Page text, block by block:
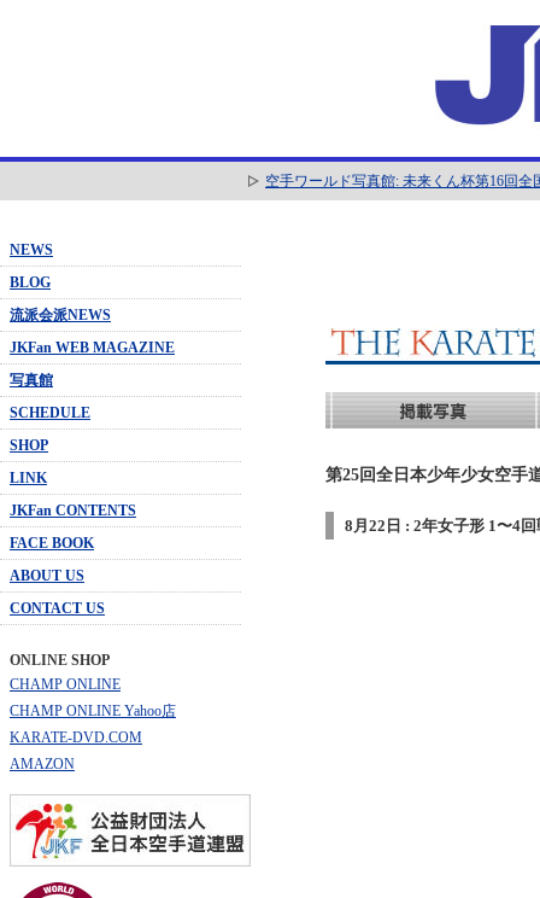
空手ワールド写真館: 未来くん杯第16回
NEWS
BLOG
流派会派NEWS
JKFan WEB MAGAZINE
写真館
SCHEDULE
SHOP
LINK
JKFan CONTENTS
FACE BOOK
ABOUT US
CONTACT US
ONLINE SHOP
CHAMP ONLINE
CHAMP ONLINE Yahoo店
KARATE-DVD.COM
AMAZON
第25回全日本少年少女空手
8月22日 : 2年女子形 1〜4